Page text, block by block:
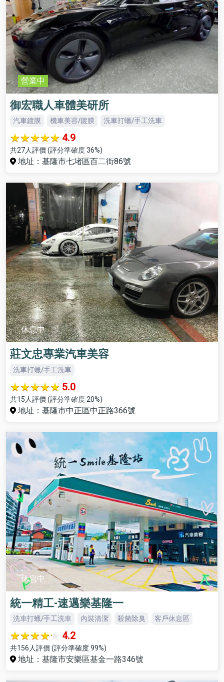
營業中
御宏職人車體美研所
汽車鍍膜 機車美容/鍍膜 洗車打蠟/手工洗車
4.9
共27人評價 (評分準確度 36%)
地址：基隆市七堵區百二街86號
休息中
莊文忠專業汽車美容
洗車打蠟/手工洗車
5.0
共15人評價 (評分準確度 20%)
地址：基隆市中正區中正路366號
休息中
統一精工-速邁樂基隆一
洗車打蠟/手工洗車 內裝清潔 殺菌除臭 客戶休息區
4.2
共156人評價 (評分準確度 99%)
地址：基隆市安樂區基金一路346號